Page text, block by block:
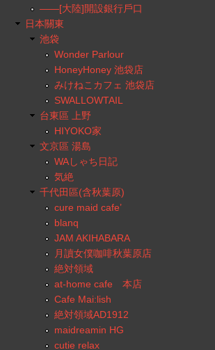
——[大陸]開設銀行戶口
日本關東
池袋
Wonder Parlour
HoneyHoney 池袋店
みけねこカフェ 池袋店
SWALLOWTAIL
台東區 上野
HIYOKO家
文京區 湯島
WAしゃち日記
気絶
千代田區(含秋葉原)
cure maid cafe’
blanq
JAM AKIHABARA
月讀女僕咖啡秋葉原店
絶対領域
at-home cafe 本店
Cafe Mai:lish
絶対領域AD1912
maidreamin HG
cutie relax